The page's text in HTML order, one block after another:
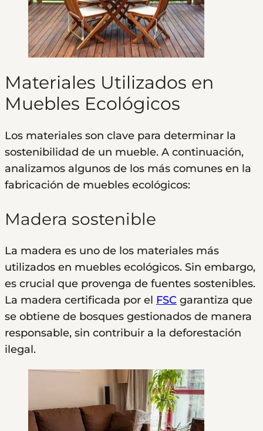
Materiales Utilizados en
Muebles Ecológicos
Los materiales son clave para determinar la
sostenibilidad de un mueble. A continuación,
analizamos algunos de los más comunes en la
fabricación de muebles ecológicos:
Madera sostenible
La madera es uno de los materiales más
utilizados en muebles ecológicos. Sin embargo,
es crucial que provenga de fuentes sostenibles.
La madera certificada por el FSC garantiza que
se obtiene de bosques gestionados de manera
responsable, sin contribuir a la deforestación
ilegal.